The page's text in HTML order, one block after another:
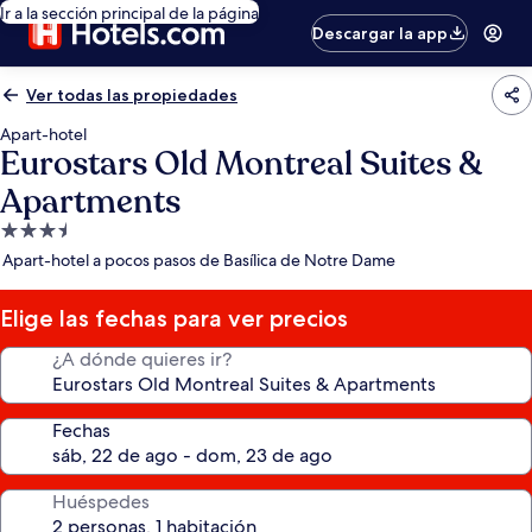
Ir a la sección principal de la página
Descargar la app
Ver todas las propiedades
Apart-hotel
Eurostars Old Montreal Suites &
Apartments
Propiedad
de
estrellas
Apart-hotel a pocos pasos de Basílica de Notre Dame
Elige las fechas para ver precios
¿A dónde quieres ir?
Fechas
Huéspedes